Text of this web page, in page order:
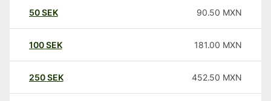
50SEK 90.50 MXN
100SEK 181.00 MXN
250SEK 452.50 MXN